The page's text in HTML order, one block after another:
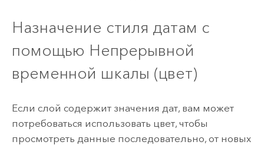
Назначение стиля датам с
помощью Непрерывной
временной шкалы (цвет)
Если слой содержит значения дат, вам может
потребоваться использовать цвет, чтобы
просмотреть данные последовательно, от новых